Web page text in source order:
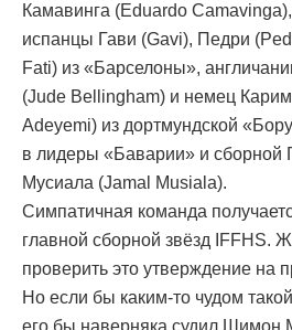
Камавинга (Eduardo
испанцы Гави (Gavi), Педри
Fati) из «Барселоны»,
(Jude Bellingham) и немец
Adeyemi) из дортмундской
в лидеры «Баварии» и
Мусиала (Jamal Musiala).
Симпатичная команда
главной сборной звёзд IFFHS.
проверить это утверждение на
Но если бы каким-то чудом